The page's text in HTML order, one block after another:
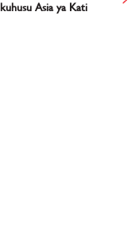
kuhusu Asia ya Kati